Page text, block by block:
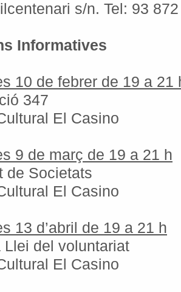
s/n. Tel: 93
Informatives
10 de febrer de 19 a 21
347
El Casino
9 de març de 19 a 21 h
de Societats
El Casino
13 d’abril de 19 a 21 h
Llei del voluntariat
El Casino